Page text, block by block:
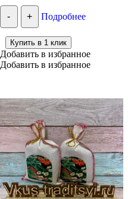
- + Подробнее
Купить в 1 клик
Добавить в избранное
Добавить в избранное